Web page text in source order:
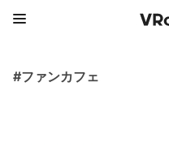
#ファンカフェ